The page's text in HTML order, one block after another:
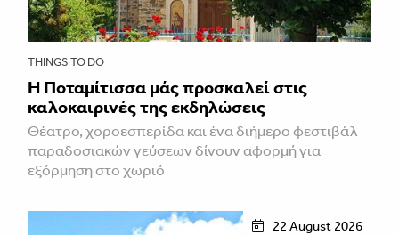
THINGS TO DO
Η Ποταμίτισσα μάς προσκαλεί στις
καλοκαιρινές της εκδηλώσεις
Θέατρο, χοροεσπερίδα και ένα διήμερο φεστιβάλ
παραδοσιακών γεύσεων δίνουν αφορμή για
εξόρμηση στο χωριό
22 August 2026